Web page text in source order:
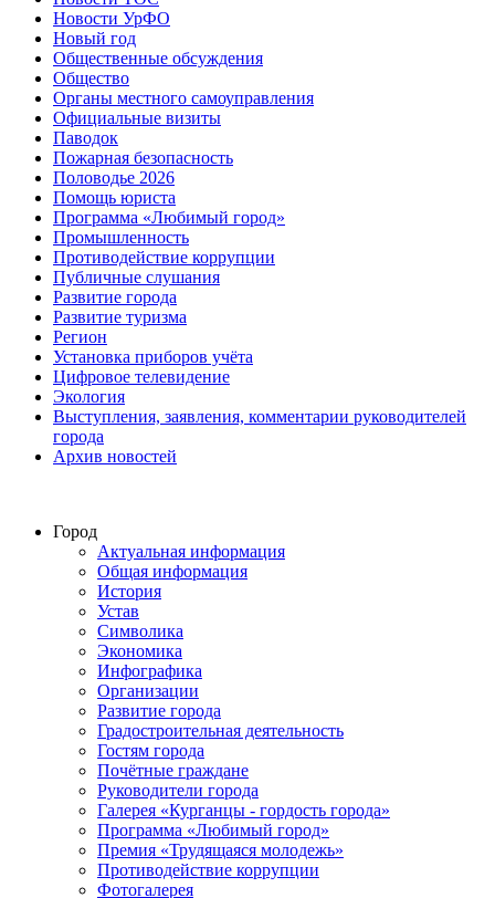
Новости УрФО
Новый год
Общественные обсуждения
Общество
Органы местного самоуправления
Официальные визиты
Паводок
Пожарная безопасность
Половодье 2026
Помощь юриста
Программа «Любимый город»
Промышленность
Противодействие коррупции
Публичные слушания
Развитие города
Развитие туризма
Регион
Установка приборов учёта
Цифровое телевидение
Экология
Выступления, заявления, комментарии руководителей
города
Архив новостей
Город
Актуальная информация
Общая информация
История
Устав
Символика
Экономика
Инфографика
Организации
Развитие города
Градостроительная деятельность
Гостям города
Почётные граждане
Руководители города
Галерея «Курганцы - гордость города»
Программа «Любимый город»
Премия «Трудящаяся молодежь»
Противодействие коррупции
Фотогалерея